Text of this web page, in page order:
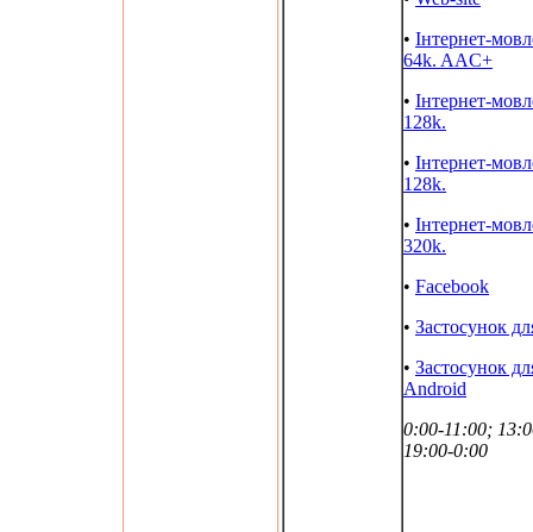
• Інтернет-
64k. AAC+
• Інтернет-
128k.
• Інтернет-
128k.
• Інтернет-
320k.
• Facebook
• Застосунок
• Застосунок
Android
0:00-11:00;
19:00-0:00